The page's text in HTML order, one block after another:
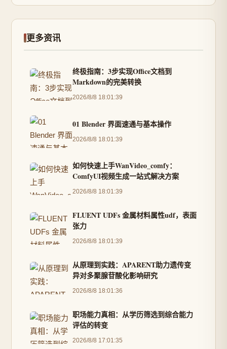
更多资讯
终极指南：3步实现Office文档到
Markdown的完美转换
2026/8/8 18:01:39
01 Blender 界面速通与基本操作
2026/8/8 18:01:39
如何快速上手WanVideo_comfy：
ComfyUI视频生成一站式解决方案
2026/8/8 18:01:39
FLUENT UDFs 金属材料属性udf，表面
张力
2026/8/8 18:01:39
从原理到实践：APARENT助力遗传变
异对多聚腺苷酸化影响研究
2026/8/8 18:01:36
职场能力真相：从学历筛选到综合能力
评估的转变
2026/8/8 17:01:35